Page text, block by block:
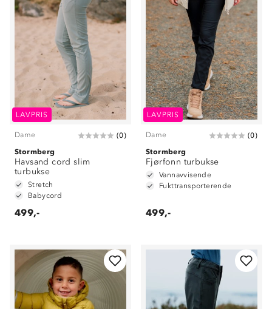
LAVPRIS
Dame (0)
Stormberg
Havsand cord slim
turbukse
Stretch
Babycord
499,-
LAVPRIS
Dame (0)
Stormberg
Fjørfonn turbukse
Vannavvisende
Fukttransporterende
499,-